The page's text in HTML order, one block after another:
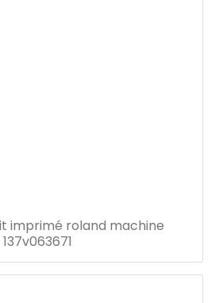
imprimé roland machine
137v063671